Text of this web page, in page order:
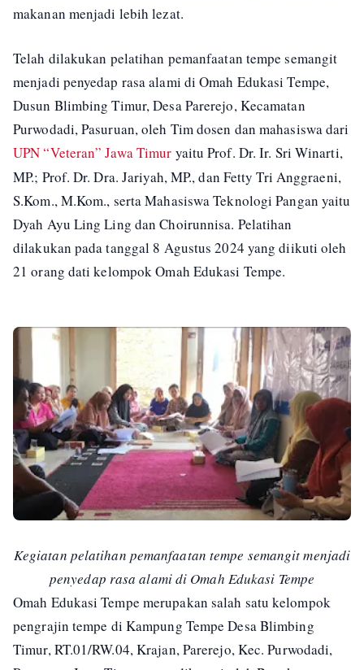
makanan menjadi lebih lezat.
Telah dilakukan pelatihan pemanfaatan tempe semangit
menjadi penyedap rasa alami di Omah Edukasi Tempe,
Dusun Blimbing Timur, Desa Parerejo, Kecamatan
Purwodadi, Pasuruan, oleh Tim dosen dan mahasiswa dari
UPN “Veteran” Jawa Timur yaitu Prof. Dr. Ir. Sri Winarti,
MP.; Prof. Dr. Dra. Jariyah, MP., dan Fetty Tri Anggraeni,
S.Kom., M.Kom., serta Mahasiswa Teknologi Pangan yaitu
Dyah Ayu Ling Ling dan Choirunnisa. Pelatihan
dilakukan pada tanggal 8 Agustus 2024 yang diikuti oleh
21 orang dati kelompok Omah Edukasi Tempe.
Kegiatan pelatihan pemanfaatan tempe semangit menjadi
penyedap rasa alami di Omah Edukasi Tempe
Omah Edukasi Tempe merupakan salah satu kelompok
pengrajin tempe di Kampung Tempe Desa Blimbing
Timur, RT.01/RW.04, Krajan, Parerejo, Kec. Purwodadi,